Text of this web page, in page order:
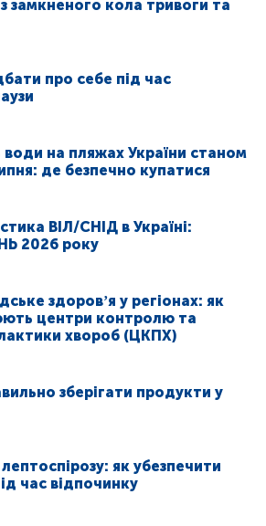
замкненого кола тривоги та
про себе під час
води на пляжах України станом
де безпечно купатися
ВІЛ/СНІД в Україні:
2026 року
здоровʼя у регіонах: як
центри контролю та
хвороб (ЦКПХ)
зберігати продукти у
як убезпечити
час відпочинку